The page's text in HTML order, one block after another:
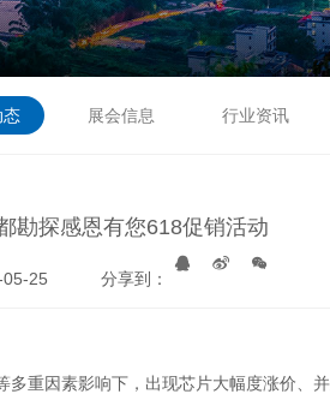
态 展会信息 行业资讯
勘探感恩有您618促销活动
25 分享到：
重因素影响下，出现芯片大幅度涨价、